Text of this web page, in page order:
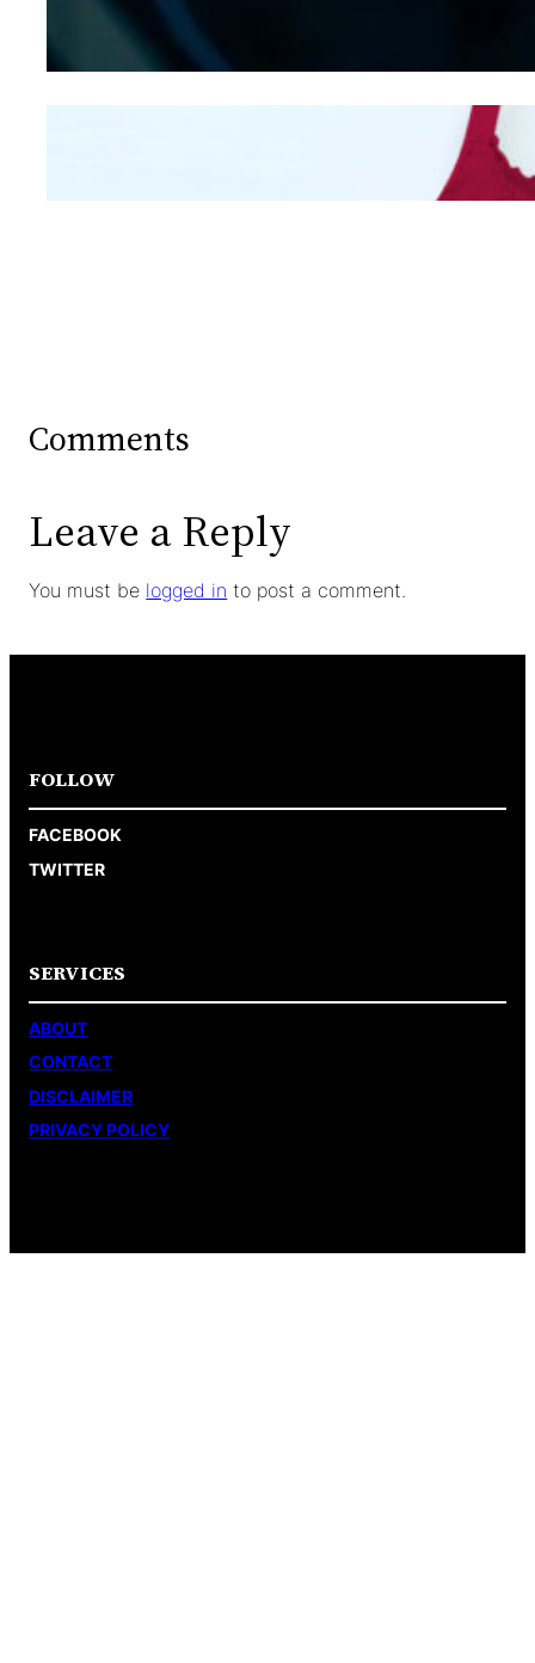
Mengintip Kepribadian
Wanita Dari Warna Bra
Comments
Leave a Reply
You must be logged in to post a comment.
FOLLOW
FACEBOOK
TWITTER
SERVICES
ABOUT
CONTACT
DISCLAIMER
PRIVACY POLICY